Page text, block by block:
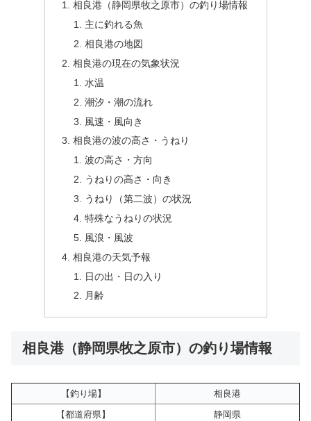
相良港（静岡県牧之原市）の釣り場情報
主に釣れる魚
相良港の地図
相良港の現在の気象状況
水温
潮汐・潮の流れ
風速・風向き
相良港の波の高さ・うねり
波の高さ・方向
うねりの高さ・向き
うねり（第二波）の状況
特殊なうねりの状況
風浪・風波
相良港の天気予報
日の出・日の入り
月齢
相良港（静岡県牧之原市）の釣り場情報
【釣り場】
相良港
【都道府県】
静岡県